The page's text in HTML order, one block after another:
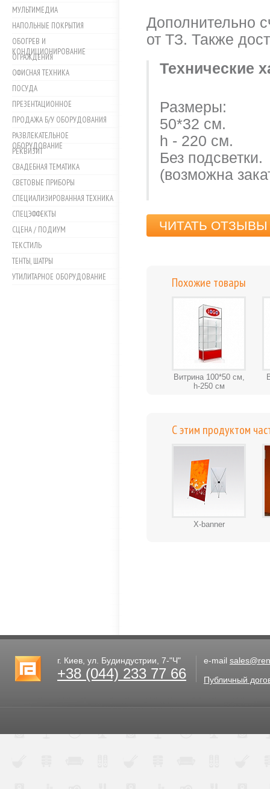
МУЛЬТИМЕДИА
НАПОЛЬНЫЕ ПОКРЫТИЯ
ОБОГРЕВ И
КОНДИЦИОНИРОВАНИЕ
ОГРАЖДЕНИЯ
ОФИСНАЯ ТЕХНИКА
ПОСУДА
ПРЕЗЕНТАЦИОННОЕ
ПРОДАЖА Б/У ОБОРУДОВАНИЯ
РАЗВЛЕКАТЕЛЬНОЕ
ОБОРУДОВАНИЕ
РЕКВИЗИТ
СВАДЕБНАЯ ТЕМАТИКА
СВЕТОВЫЕ ПРИБОРЫ
СПЕЦИАЛИЗИРОВАННАЯ ТЕХНИКА
СПЕЦЭФФЕКТЫ
СЦЕНА / ПОДИУМ
ТЕКСТИЛЬ
ТЕНТЫ, ШАТРЫ
УТИЛИТАРНОЕ ОБОРУДОВАНИЕ
Дополнительно
от ТЗ. Также
Технические
Размеры:
50*32 см.
h - 220 см.
Без подсветки.
(возможна
ЧИТАТЬ ОТЗЫВЫ
Похожие товары
Витрина 100*50 см,
h-250 см
С этим продуктом
X-banner
г. Киев, ул. Будиндустрии, 7-"Ч"
+38 (044) 233 77 66
e-mail
Публичный